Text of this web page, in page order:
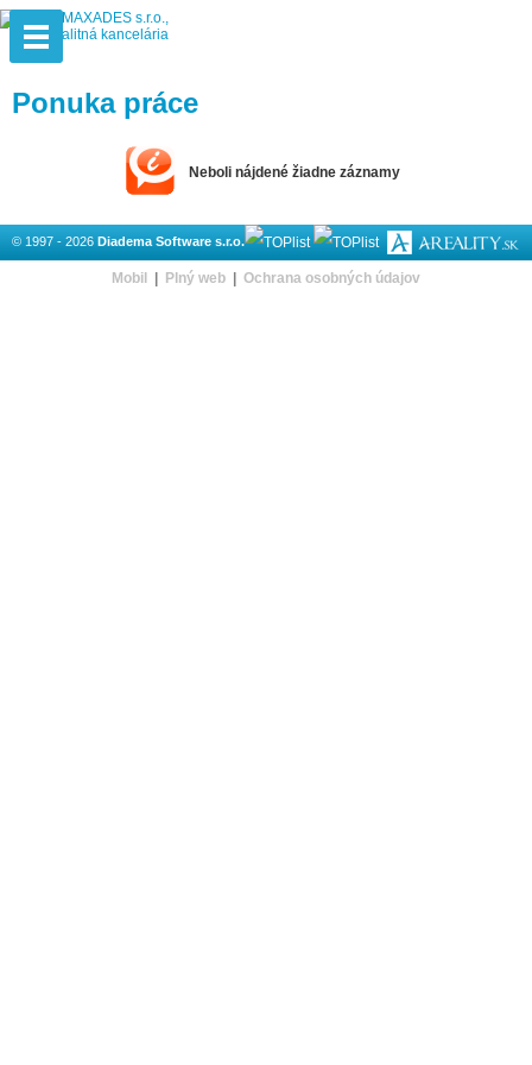
Ponuka práce
Neboli nájdené žiadne záznamy
© 1997 - 2026 Diadema Software s.r.o.
Mobil Plný web Ochrana osobných údajov